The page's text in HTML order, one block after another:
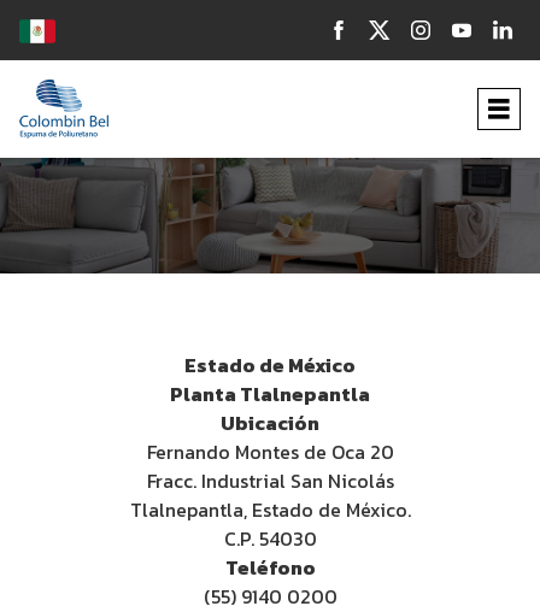
Estado de México
Planta Tlalnepantla
Ubicación
Fernando Montes de Oca 20
Fracc. Industrial San Nicolás
Tlalnepantla, Estado de México.
C.P. 54030
Teléfono
(55) 9140 0200